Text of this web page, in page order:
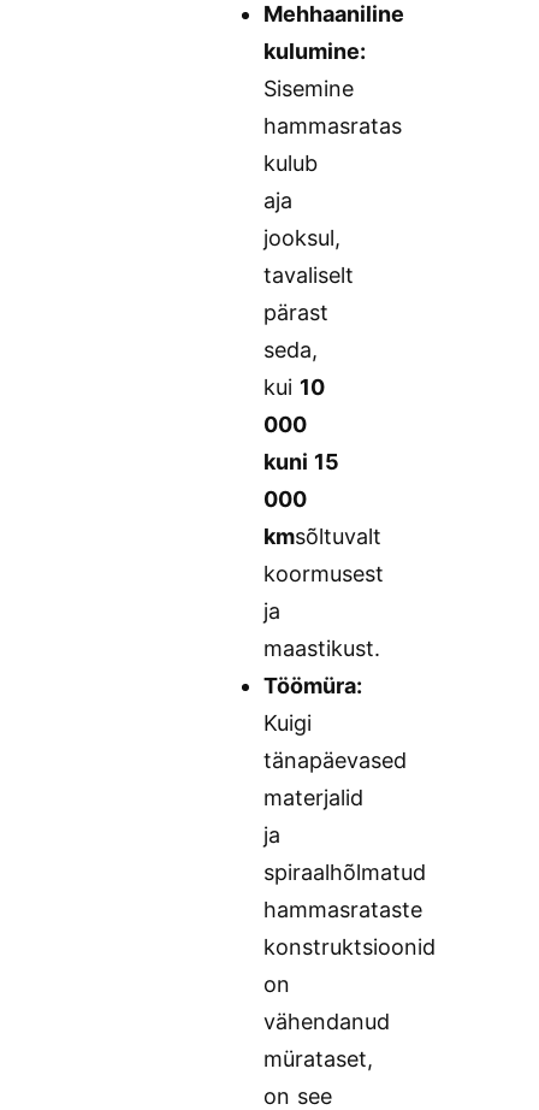
Mehhaaniline
kulumine:
Sisemine
hammasratas
kulub
aja
jooksul,
tavaliselt
pärast
seda,
kui 10
000
kuni 15
000
kmsõltuvalt
koormusest
ja
maastikust.
Töömüra:
Kuigi
tänapäevased
materjalid
ja
spiraalhõlmatud
hammasrataste
konstruktsioonid
on
vähendanud
mürataset,
on see